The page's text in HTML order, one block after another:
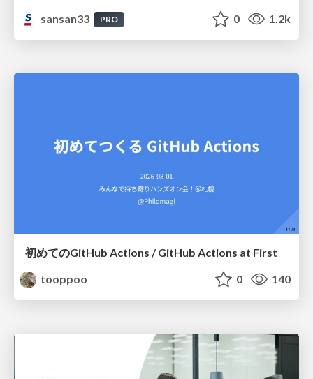
sansan33
PRO 0 1.2k
初めてのGitHub Actions / GitHub Actions at First
tooppoo
0 140